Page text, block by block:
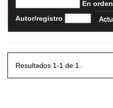
En orden
Autor/registro
Resultados 1-1 de 1.